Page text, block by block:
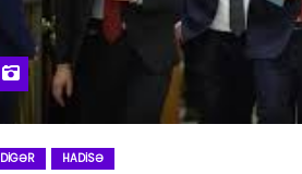
DIGƏR HADISƏ